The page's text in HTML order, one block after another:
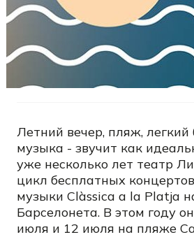
Летний вечер, пляж,
музыка - звучит как
уже несколько лет театр
цикл бесплатных
музыки Clàssica a la Platja
Барселонета. В этом году
июля и 12 июля на пляже